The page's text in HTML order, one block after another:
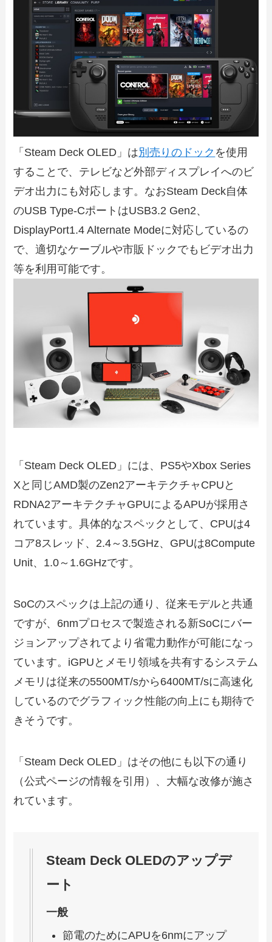
「Steam Deck OLED」は別売りのドック を使用
することで、テレビなど外部ディスプレイへのビ
デオ出力にも対応します。なおSteam Deck自体
のUSB Type-CポートはUSB3.2 Gen2、
DisplayPort1.4 Alternate Modeに対応しているの
で、適切なケーブルや市販ドックでもビデオ出力
等を利用可能です。
「Steam Deck OLED」には、PS5やXbox Series
Xと同じAMD製のZen2アーキテクチャCPUと
RDNA2アーキテクチャGPUによるAPUが採用さ
れています。具体的なスペックとして、CPUは4
コア8スレッド、2.4～3.5GHz、GPUは8Compute
Unit、1.0～1.6GHzです。
SoCのスペックは上記の通り、従来モデルと共通
ですが、6nmプロセスで製造される新SoCにバー
ジョンアップされてより省電力動作が可能になっ
ています。iGPUとメモリ領域を共有するシステム
メモリは従来の5500MT/sから6400MT/sに高速化
しているのでグラフィック性能の向上にも期待で
きそうです。
「Steam Deck OLED」はその他にも以下の通り
（公式ページの情報を引用）、大幅な改修が施さ
れています。
Steam Deck OLEDのアップデ
ート
一般
節電のためにAPUを6nmにアップ